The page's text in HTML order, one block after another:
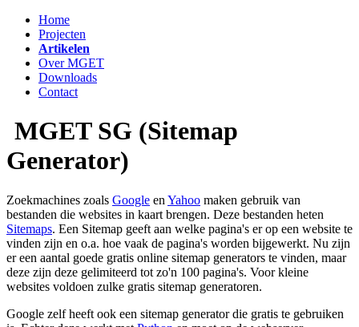
Home
Projecten
Artikelen
Over MGET
Downloads
Contact
MGET SG (Sitemap
Generator)
Zoekmachines zoals Google en Yahoo maken gebruik van
bestanden die websites in kaart brengen. Deze bestanden heten
Sitemaps. Een Sitemap geeft aan welke pagina's er op een website te
vinden zijn en o.a. hoe vaak de pagina's worden bijgewerkt. Nu zijn
er een aantal goede gratis online sitemap generators te vinden, maar
deze zijn deze gelimiteerd tot zo'n 100 pagina's. Voor kleine
websites voldoen zulke gratis sitemap generatoren.
Google zelf heeft ook een sitemap generator die gratis te gebruiken